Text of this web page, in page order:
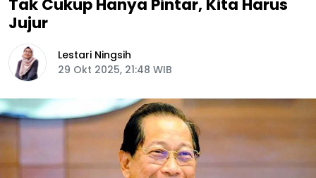
Tak Cukup Hanya Pintar, Kita Harus
Jujur
Lestari Ningsih
29 Okt 2025, 21:48 WIB